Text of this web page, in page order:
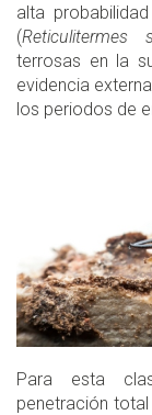
alta
(Reticulitermes
terrosas en la
evidencia
los periodos de
Para esta
penetración